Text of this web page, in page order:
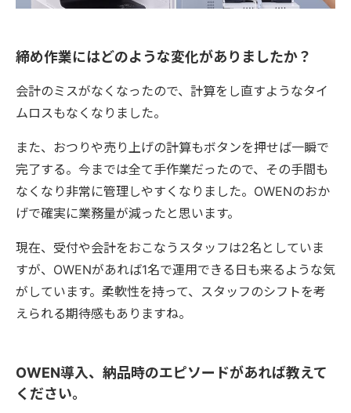
締め作業にはどのような変化がありましたか？
会計のミスがなくなったので、計算をし直すようなタイ
ムロスもなくなりました。
また、おつりや売り上げの計算もボタンを押せば一瞬で
完了する。今までは全て手作業だったので、その手間も
なくなり非常に管理しやすくなりました。OWENのおか
げで確実に業務量が減ったと思います。
現在、受付や会計をおこなうスタッフは2名としていま
すが、OWENがあれば1名で運用できる日も来るような気
がしています。柔軟性を持って、スタッフのシフトを考
えられる期待感もありますね。
OWEN導入、納品時のエピソードがあれば教えて
ください。